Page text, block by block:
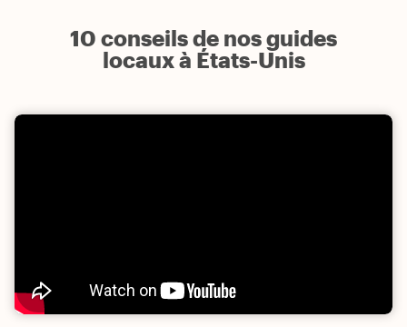
10 conseils de nos guides
locaux à États-Unis